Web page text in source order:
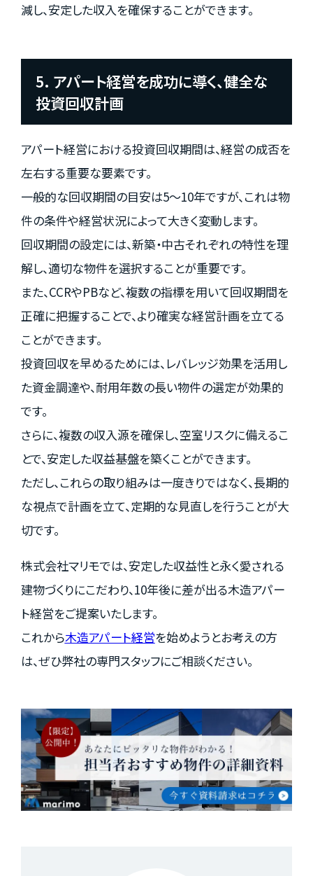
減し、安定した収入を確保することができます。
5. アパート経営を成功に導く、健全な
投資回収計画
アパート経営における投資回収期間は、経営の成否を
左右する重要な要素です。
一般的な回収期間の目安は5〜10年ですが、これは物
件の条件や経営状況によって大きく変動します。
回収期間の設定には、新築・中古それぞれの特性を理
解し、適切な物件を選択することが重要です。
また、CCRやPBなど、複数の指標を用いて回収期間を
正確に把握することで、より確実な経営計画を立てる
ことができます。
投資回収を早めるためには、レバレッジ効果を活用し
た資金調達や、耐用年数の長い物件の選定が効果的
です。
さらに、複数の収入源を確保し、空室リスクに備えるこ
とで、安定した収益基盤を築くことができます。
ただし、これらの取り組みは一度きりではなく、長期的
な視点で計画を立て、定期的な見直しを行うことが大
切です。
株式会社マリモでは、安定した収益性と永く愛される
建物づくりにこだわり、10年後に差が出る木造アパー
ト経営をご提案いたします。
これから木造アパート経営を始めようとお考えの方
は、ぜひ弊社の専門スタッフにご相談ください。